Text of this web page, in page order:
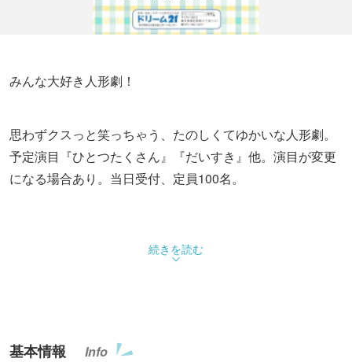
みんな大好き人形劇！
思わずクスっと笑っちゃう、たのしくてゆかいな人形劇。
予定演目『ひとつたくさん』『だいすき』他。演目が変更
になる場合あり。当日受付、定員100名。
続きを読む
基本情報 Info